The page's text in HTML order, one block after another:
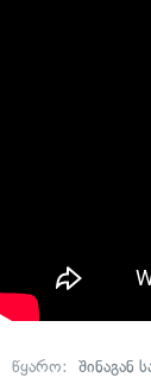
წყარო: შინაგან